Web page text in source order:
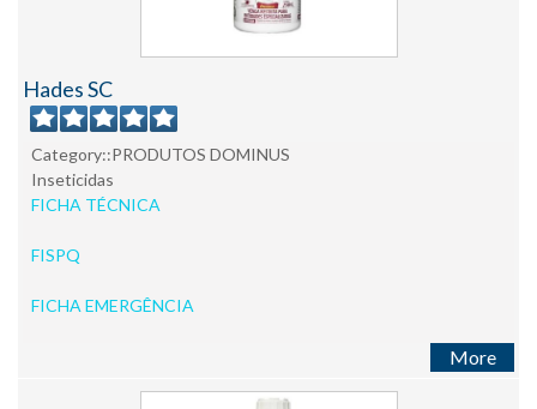
Hades SC
Category::PRODUTOS DOMINUS
Inseticidas
FICHA TÉCNICA
FISPQ
FICHA EMERGÊNCIA
More